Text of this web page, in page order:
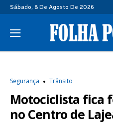
Sábado, 8 De Agosto De 2026
Segurança Trânsito
Motociclista fica
no Centro de